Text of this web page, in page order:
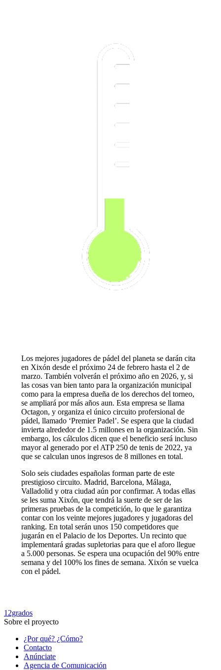
Los mejores jugadores de pádel del planeta se darán cita
en Xixón desde el próximo 24 de febrero hasta el 2 de
marzo. También volverán el próximo año en 2026, y, si
las cosas van bien tanto para la organización municipal
como para la empresa dueña de los derechos del torneo,
se ampliará por más años aun. Esta empresa se llama
Octagon, y organiza el único circuito profersional de
pádel, llamado ‘Premier Padel’. Se espera que la ciudad
invierta alrededor de 1.5 millones en la organización. Sin
embargo, los cálculos dicen que el beneficio será incluso
mayor al generado por el ATP 250 de tenis de 2022, ya
que se calculan unos ingresos de 8 millones en total.
Solo seis ciudades españolas forman parte de este
prestigioso circuito. Madrid, Barcelona, Málaga,
Valladolid y otra ciudad aún por confirmar. A todas ellas
se les suma Xixón, que tendrá la suerte de ser de las
primeras pruebas de la competición, lo que le garantiza
contar con los veinte mejores jugadores y jugadoras del
ranking. En total serán unos 150 competidores que
jugarán en el Palacio de los Deportes. Un recinto que
implementará gradas supletorias para que el aforo llegue
a 5.000 personas. Se espera una ocupación del 90% entre
semana y del 100% los fines de semana. Xixón se vuelca
con el pádel.
12grados
Sobre el proyecto
¿Por qué? ¿Cómo?
Contacto
Anúnciate
Agencia de Comunicación